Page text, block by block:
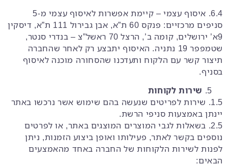
6.4. איסוף עצמי – קיימת אפשרות לאיסוף עצמי מ-5
סניפים מרכזיים: פנקס 60 ת”א, אבן גבירול 111 ת”א, דיסקין
9א’ ירושלים, קומה ב’, הרצל 70 ראשל”צ – בנדרי סנטר,
שטמפפר 19 נתניה. האיסוף יתבצע רק לאחר שהחברה
תיצור קשר עם הלקוח ותעדכנו שהסחורה מוכנה לאיסוף
בסניף.
שירות לקוחות
1.5. שירות לפריטים שנעשה בהם שימוש אשר נרכשו באתר
יינתן באמצעות סניפי הרשת.
2.5. בשאלות לגבי המוצרים המוצגים באתר, או לפרטים
נוספים בקשר לאתר, פעילותו ואופן ביצוע הזמנות, ניתן
לפנות לשירות הלקוחות של החברה באחד מהאמצעים
הבאים: